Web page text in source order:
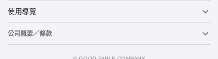
黏土人
黏土人臉部製造機（英文）
使用導覽
重要公告
公司概要／條款